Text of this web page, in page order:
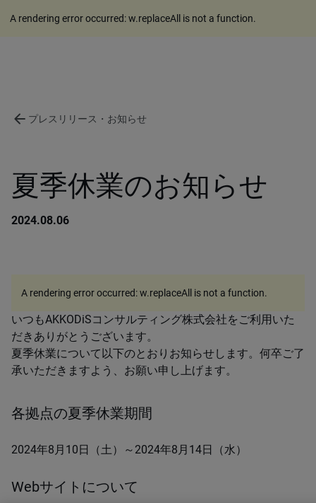
A rendering error occurred:w.replaceAll is not a function.
arrow_back プレスリリース・お知らせ
夏季休業のお知らせ
2024.08.06
いつもAKKODiSコンサルティング株式会社をご利用いた
だきありがとうございます。
夏季休業について以下のとおりお知らせします。何卒ご了
承いただきますよう、お願い申し上げます。
各拠点の夏季休業期間
2024年8月10日（土）～2024年8月14日（水）
Webサイトについて
A rendering error occurred:w.replaceAll is not a function.